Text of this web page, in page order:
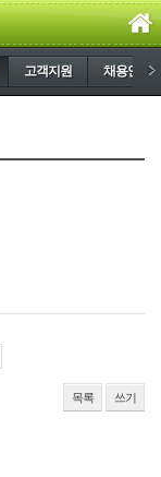
고객지원 채용안내>
목록 쓰기